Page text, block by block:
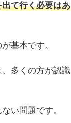
て行く必要はあ
基本です。
多くの方が認識
い問題です。